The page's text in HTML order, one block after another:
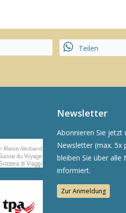
Teilen
Newsletter
Abonnieren Sie jetzt
Newsletter (max. 5x
bleiben Sie über alle
informiert.
Zur Anmeldung